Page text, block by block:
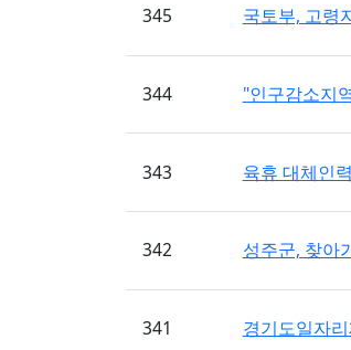
345 국토부, 고령
344 "인구감소지
343 육휴 대체인
342 성주군, 찾아
341 경기도일자